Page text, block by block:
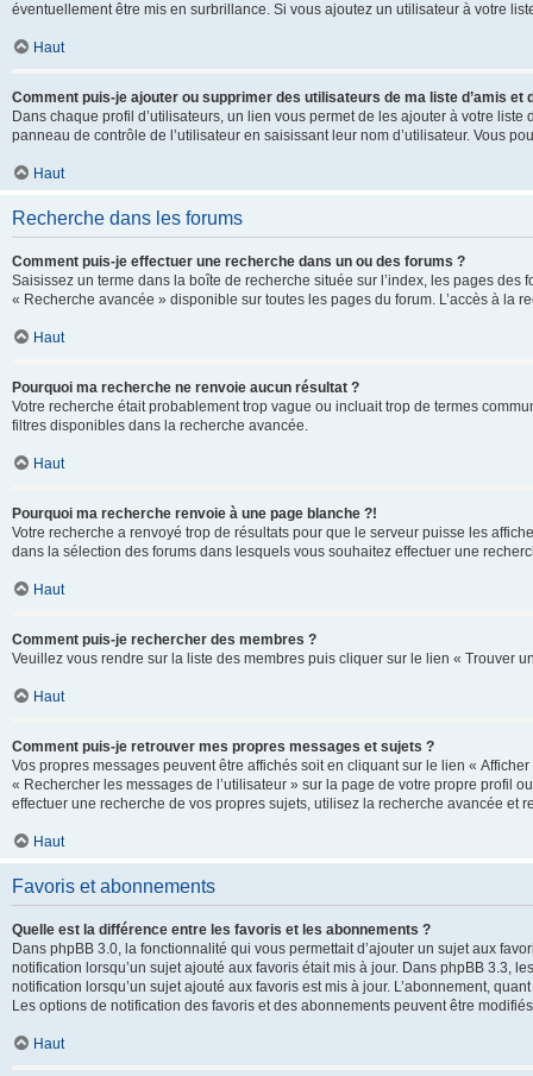
éventuellement être mis en surbrillance. Si vous ajoutez un utilisateur à votre
Haut
Comment puis-je ajouter ou supprimer des utilisateurs de ma liste d’amis et
Dans chaque profil d’utilisateurs, un lien vous permet de les ajouter à votre
panneau de contrôle de l’utilisateur en saisissant leur nom d’utilisateur. Vous
Haut
Recherche dans les forums
Comment puis-je effectuer une recherche dans un ou des forums ?
Saisissez un terme dans la boîte de recherche située sur l’index, les pages
« Recherche avancée » disponible sur toutes les pages du forum. L’accès à la
Haut
Pourquoi ma recherche ne renvoie aucun résultat ?
Votre recherche était probablement trop vague ou incluait trop de termes
filtres disponibles dans la recherche avancée.
Haut
Pourquoi ma recherche renvoie à une page blanche ?!
Votre recherche a renvoyé trop de résultats pour que le serveur puisse les
dans la sélection des forums dans lesquels vous souhaitez effectuer une
Haut
Comment puis-je rechercher des membres ?
Veuillez vous rendre sur la liste des membres puis cliquer sur le lien « Trouver
Haut
Comment puis-je retrouver mes propres messages et sujets ?
Vos propres messages peuvent être affichés soit en cliquant sur le lien «
« Rechercher les messages de l’utilisateur » sur la page de votre propre profil
effectuer une recherche de vos propres sujets, utilisez la recherche avancée
Haut
Favoris et abonnements
Quelle est la différence entre les favoris et les abonnements ?
Dans phpBB 3.0, la fonctionnalité qui vous permettait d’ajouter un sujet aux
notification lorsqu’un sujet ajouté aux favoris était mis à jour. Dans phpBB 3.3,
notification lorsqu’un sujet ajouté aux favoris est mis à jour. L’abonnement,
Les options de notification des favoris et des abonnements peuvent être
Haut